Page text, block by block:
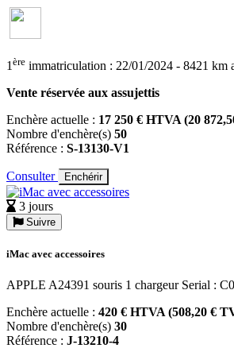
1 ère immatriculation : 22/01/2024 - 8421 km
Vente réservée aux assujettis
Enchère actuelle : 17 250 € HTVA (20
Nombre d'enchère(s) 50
Référence : S-13130-V1
Consulter Enchérir
3 jours
Suivre
iMac avec accessoires
APPLE A24391 souris 1 chargeur Serial :
Enchère actuelle : 420 € HTVA (508,20 €
Nombre d'enchère(s) 30
Référence : J-13210-4